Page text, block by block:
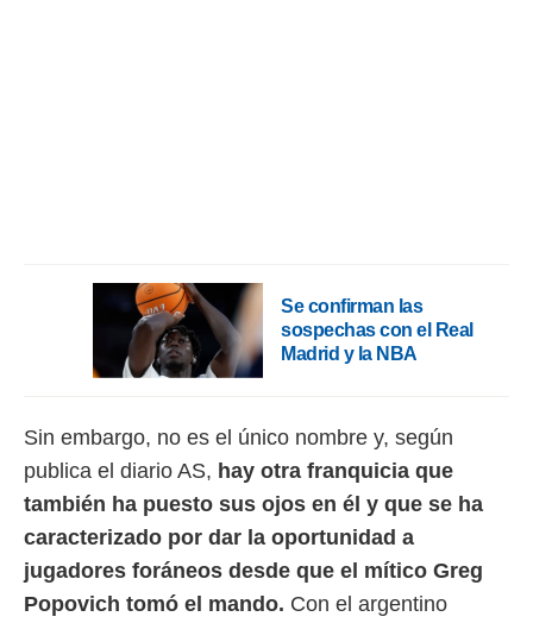
aunque
no
Puedes
acceder a
web a
Se confirman las
sospechas con el Real
Madrid y la NBA
Sin embargo, no es el único nombre y, según
publica el diario AS, hay otra franquicia que
también ha puesto sus ojos en él y que se ha
caracterizado por dar la oportunidad a
jugadores foráneos desde que el mítico Greg
Popovich tomó el mando. Con el argentino